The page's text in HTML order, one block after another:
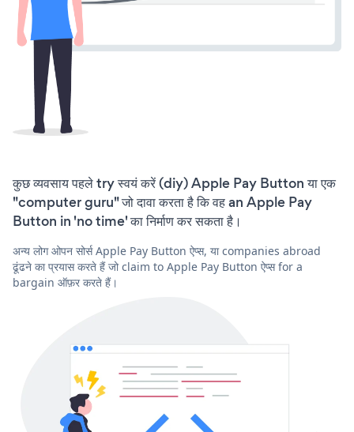
कुछ व्यवसाय पहले try स्वयं करें (diy) Apple Pay Button या एक
"computer guru" जो दावा करता है कि वह an Apple Pay
Button in 'no time' का निर्माण कर सकता है।
अन्य लोग ओपन सोर्स Apple Pay Button ऐप्स, या companies abroad
ढूंढने का प्रयास करते हैं जो claim to Apple Pay Button ऐप्स for a
bargain ऑफ़र करते हैं।